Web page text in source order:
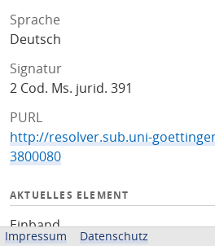
Sprache
Deutsch
Signatur
2 Cod. Ms. jurid. 391
PURL
http://resolver.sub.uni-
3800080
AKTUELLES ELEMENT
Einband
Impressum Datenschutz